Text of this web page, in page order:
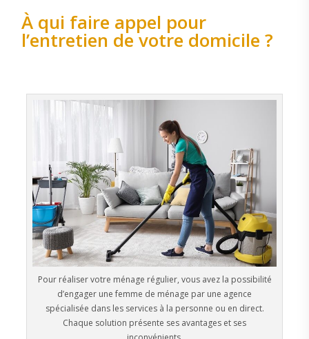
À qui faire appel pour
l’entretien de votre domicile ?
Pour réaliser votre ménage régulier, vous avez la possibilité
d’engager une femme de ménage par une agence
spécialisée dans les services à la personne ou en direct.
Chaque solution présente ses avantages et ses